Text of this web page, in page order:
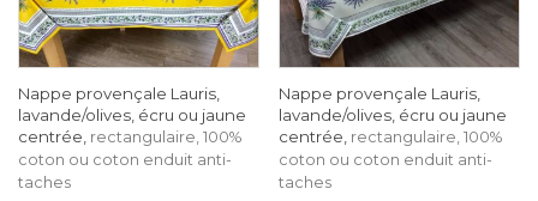
Nappe provençale Lauris,
lavande/olives, écru ou jaune
centrée, rectangulaire, 100%
coton ou coton enduit anti-
taches
Nappe provençale Lauris,
lavande/olives, écru ou jaune
centrée, rectangulaire, 100%
coton ou coton enduit anti-
taches